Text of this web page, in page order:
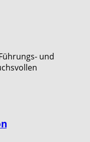
und